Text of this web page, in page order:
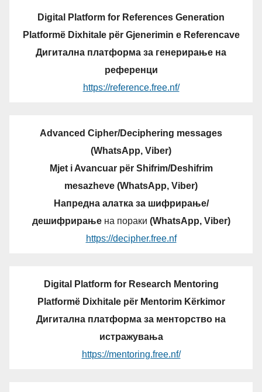
Digital Platform for References Generation
Platformë Dixhitale për Gjenerimin e Referencave
Дигитална платформа за генерирање на
референци
https://reference.free.nf/
Advanced Cipher/Deciphering messages
(WhatsApp, Viber)
Mjet i Avancuar për Shifrim/Deshifrim
mesazheve (WhatsApp, Viber)
Напредна алатка за шифрирање/
дешифрирањена пораки (WhatsApp, Viber)
https://decipher.free.nf
Digital Platform for Research Mentoring
Platformë Dixhitale për Mentorim Kërkimor
Дигитална платформа за менторство на
истражувања
https://mentoring.free.nf/